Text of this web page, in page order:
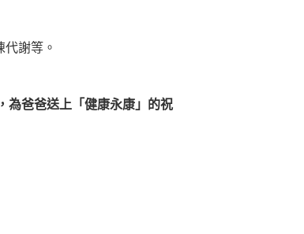
謝等。
為爸爸送上「健康永康」的祝